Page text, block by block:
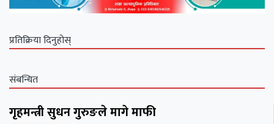
प्रतिक्रिया दिनुहोस्
संबन्धित
गृहमन्त्री सुधन गुरुङले मागे माफी